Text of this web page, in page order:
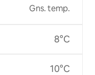
Gns. temp.
8°C
10°C